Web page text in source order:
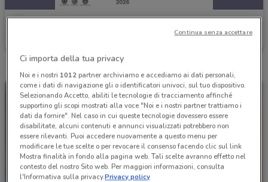
Ci importa della tua privacy
Noi e i nostri 1012partner archiviamo e accediamo ai dati personali,
come i dati di navigazione gli o identificatori univoci, sul tuo dispositivo.
Selezionando Accetto, abiliti le tecnologie di tracciamento affinché
supportino gli scopi mostrati alla voce "Noi e i nostri partner trattiamo i
dati da fornire". Nel caso in cui queste tecnologie dovessero essere
disabilitate, alcuni contenuti e annunci visualizzati potrebbero non
essere rilevanti. Puoi accedere nuovamente a questo menu per
modificare le tue scelte o per revocare il consenso facendo clic sul link
Mostra finalità in fondo alla pagina web. Tali scelte avranno effetto nel
contesto del nostro Sito web. Per maggiori informazioni, consulta
l'Informativa sulla privacy.Privacy policy
Continua senza accettare